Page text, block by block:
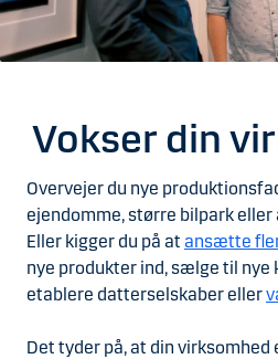
Vokser din
Overvejer du nye
ejendomme, større bilpark
Eller kigger du på at ansætte
nye produkter ind, sælge til nye
etablere datterselskaber eller
Det tyder på, at din virksomhed